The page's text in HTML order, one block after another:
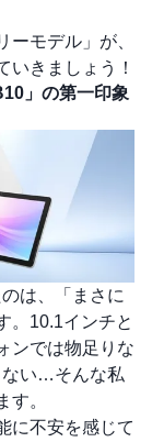
ーモデル」が、
いきましょう！
」の第一印象
は、「まさに
。10.1インチと
ンでは物足りな
ない…そんな私
す。
に不安を感じて